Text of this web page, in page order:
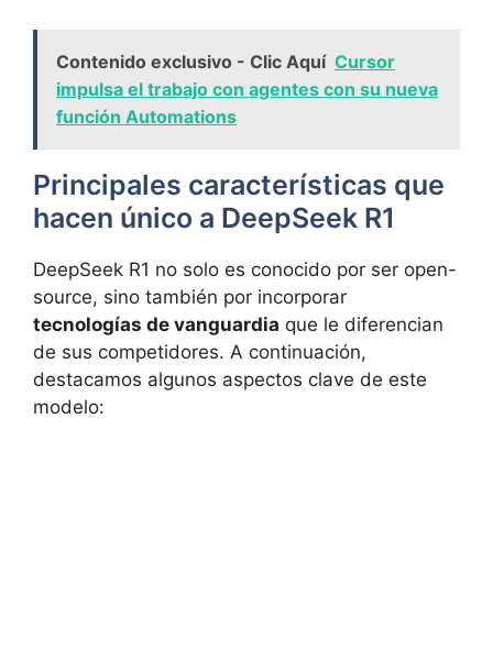
Contenido exclusivo - Clic Aquí Cursor
impulsa el trabajo con agentes con su nueva
función Automations
Principales características que
hacen único a DeepSeek R1
DeepSeek R1 no solo es conocido por ser open-
source, sino también por incorporar
tecnologías de vanguardia que le diferencian
de sus competidores. A continuación,
destacamos algunos aspectos clave de este
modelo: